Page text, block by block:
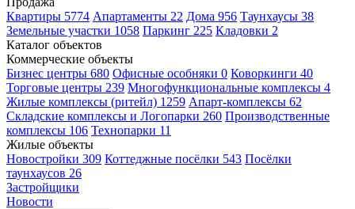
Квартиры 5774 Апартаменты 22 Дома 956 Таунхаусы 38
Земельные участки 1058 Паркинг 225 Кладовки 2
Каталог объектов
Коммерческие объекты
Бизнес центры 680 Офисные особняки 0 Коворкинги 40
Торговые центры 239 Многофункциональные комплексы 4
Жилые комплексы (ритейл) 1259 Апарт-комплексы 62
Складские комплексы и Логопарки 260 Производственные
комплексы 106 Технопарки 11
Жилые объекты
Новостройки 309 Коттеджные посёлки 543 Посёлки
таунхаусов 26
Застройщики
Новости